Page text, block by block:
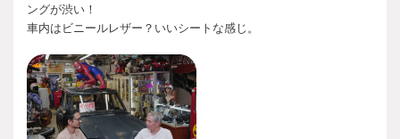
ングが渋い！
車内はビニールレザー？いいシートな感じ。